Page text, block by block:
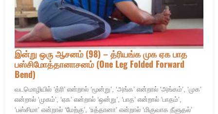
இன்று ஒரு ஆசனம் (98) – த்ரியங்க முக ஏக பாத
பஸ்சிமோத்தானாசனம் (One Leg Folded Forward
Bend)
வடமொழியில் ‘த்ரி’ என்றால் ‘மூன்று’, ‘அங்க’ என்றால் ‘அங்கம்’, ‘முக’
என்றால் ‘முகம்’, ‘ஏக’ என்றால் ‘ஒன்று’, ‘பாத’ என்றால் ‘பாதம்’,
‘பஸ்சிமா’ என்றால் ‘மேற்கு’, ‘உத்தானா’ என்றால் ‘மிகுவாக நீளுதல்’